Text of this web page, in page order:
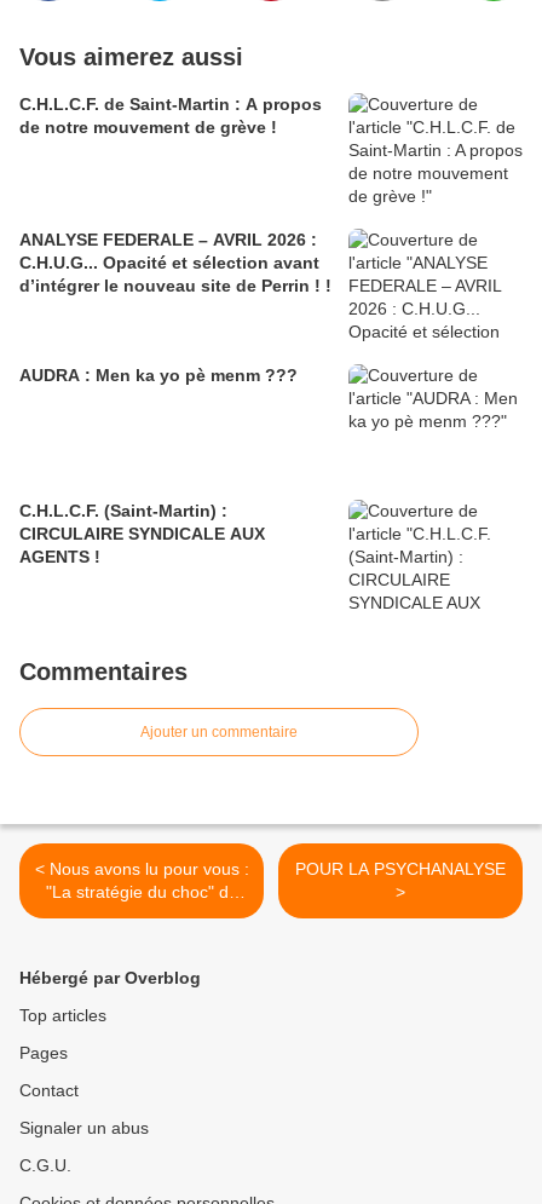
Vous aimerez aussi
C.H.L.C.F. de Saint-Martin : A propos
de notre mouvement de grève !
ANALYSE FEDERALE – AVRIL 2026 :
C.H.U.G... Opacité et sélection avant
d’intégrer le nouveau site de Perrin ! !
AUDRA : Men ka yo pè menm ???
C.H.L.C.F. (Saint-Martin) :
CIRCULAIRE SYNDICALE AUX
AGENTS !
Commentaires
Ajouter un commentaire
< Nous avons lu pour vous :
"La stratégie du choc" de
Naomi KLEIN, chez Actes
POUR LA PSYCHANALYSE
>
Hébergé par Overblog
Top articles
Pages
Contact
Signaler un abus
C.G.U.